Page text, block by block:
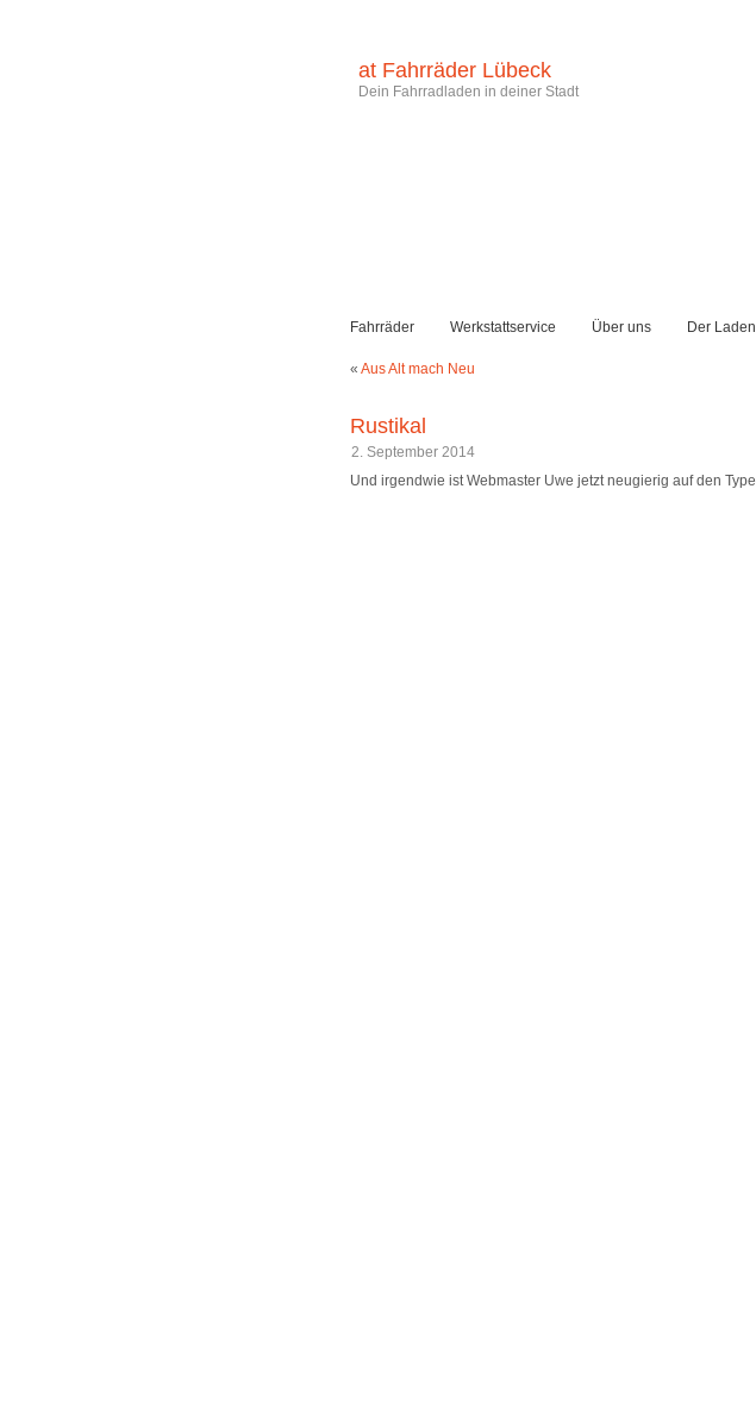
at Fahrräder Lübeck
Dein Fahrradladen in deiner Stadt
Fahrräder Werkstattservice Über uns Der Laden
« Aus Alt mach Neu
Rustikal
2. September 2014
Und irgendwie ist Webmaster Uwe jetzt neugierig auf den